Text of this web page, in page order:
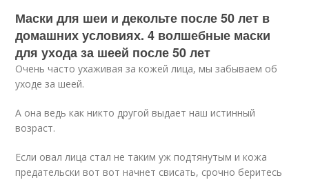
Маски для шеи и декольте после 50 лет в
домашних условиях. 4 волшебные маски
для ухода за шеей после 50 лет
Очень часто ухаживая за кожей лица, мы забываем об
уходе за шеей.
А она ведь как никто другой выдает наш истинный
возраст.
Если овал лица стал не таким уж подтянутым и кожа
предательски вот вот начнет свисать, срочно беритесь